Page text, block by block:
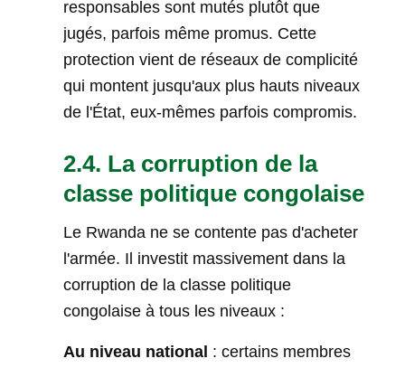
responsables sont mutés plutôt que
jugés, parfois même promus. Cette
protection vient de réseaux de complicité
qui montent jusqu'aux plus hauts niveaux
de l'État, eux-mêmes parfois compromis.
2.4. La corruption de la
classe politique congolaise
Le Rwanda ne se contente pas d'acheter
l'armée. Il investit massivement dans la
corruption de la classe politique
congolaise à tous les niveaux :
Au niveau national : certains membres